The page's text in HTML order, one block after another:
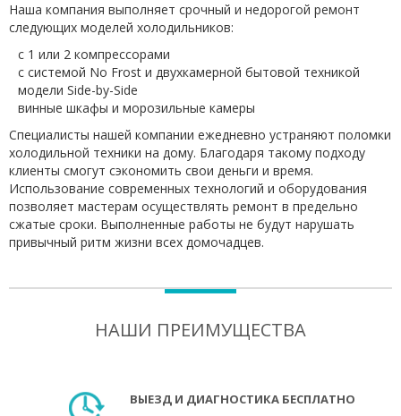
Наша компания выполняет срочный и недорогой ремонт
следующих моделей холодильников:
с 1 или 2 компрессорами
с системой No Frost и двухкамерной бытовой техникой
модели Side-by-Side
винные шкафы и морозильные камеры
Специалисты нашей компании ежедневно устраняют поломки
холодильной техники на дому. Благодаря такому подходу
клиенты смогут сэкономить свои деньги и время.
Использование современных технологий и оборудования
позволяет мастерам осуществлять ремонт в предельно
сжатые сроки. Выполненные работы не будут нарушать
привычный ритм жизни всех домочадцев.
НАШИ ПРЕИМУЩЕСТВА
ВЫЕЗД И ДИАГНОСТИКА БЕСПЛАТНО